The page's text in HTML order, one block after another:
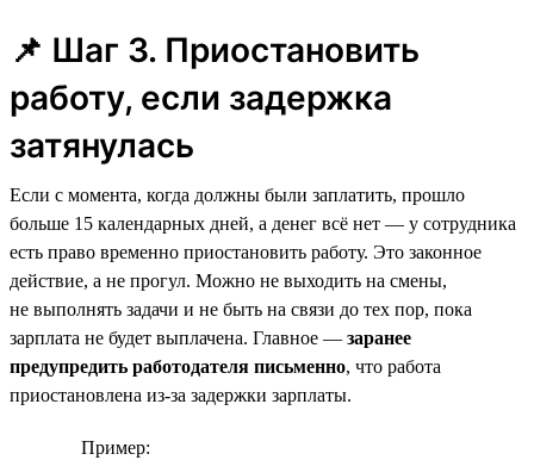
📌 Шаг 3. Приостановить
работу, если задержка
затянулась
Если с момента, когда должны были заплатить, прошло
больше 15 календарных дней, а денег всё нет — у сотрудника
есть право временно приостановить работу. Это законное
действие, а не прогул. Можно не выходить на смены,
не выполнять задачи и не быть на связи до тех пор, пока
зарплата не будет выплачена. Главное — заранее
предупредить работодателя письменно, что работа
приостановлена из-за задержки зарплаты.
Пример: